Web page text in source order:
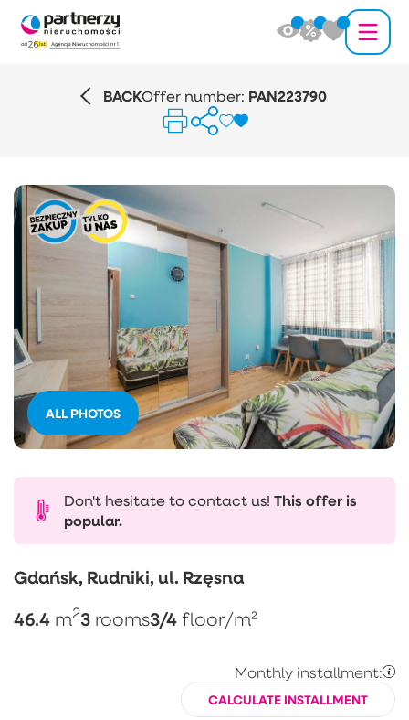
BACKOffer number: PAN223790
ALL PHOTOS
Don't hesitate to contact us! This offer is
popular.
Gdańsk, Rudniki, ul. Rzęsna
46.4 m23 rooms3/4 floor/m²
Monthly installment:
CALCULATE INSTALLMENT